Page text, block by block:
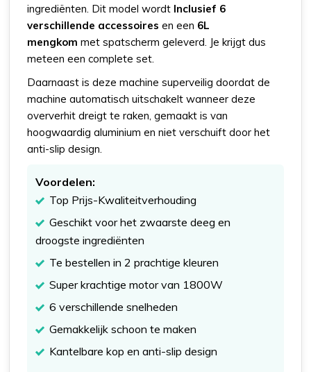
ingrediënten. Dit model wordt Inclusief 6
verschillende accessoires en een 6L
mengkom met spatscherm geleverd. Je krijgt dus
meteen een complete set.
Daarnaast is deze machine superveilig doordat de
machine automatisch uitschakelt wanneer deze
oververhit dreigt te raken, gemaakt is van
hoogwaardig aluminium en niet verschuift door het
anti-slip design.
Voordelen:
Top Prijs-Kwaliteitverhouding​
Geschikt voor het zwaarste deeg en
droogste ingrediënten​
Te bestellen in 2 prachtige kleuren​
Super krachtige motor van 1800W​
6 verschillende snelheden​
Gemakkelijk schoon te maken​
Kantelbare kop en anti-slip design​